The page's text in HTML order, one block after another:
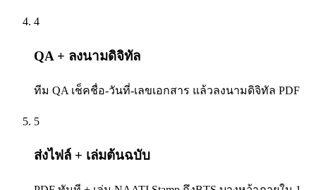
4
QA + ลงนามดิจิทัล
ทีม QA เช็คชื่อ-วันที่-เลขเอกสาร แล้วลงนามดิจิทัล PDF
5
ส่งไฟล์ + เล่มต้นฉบับ